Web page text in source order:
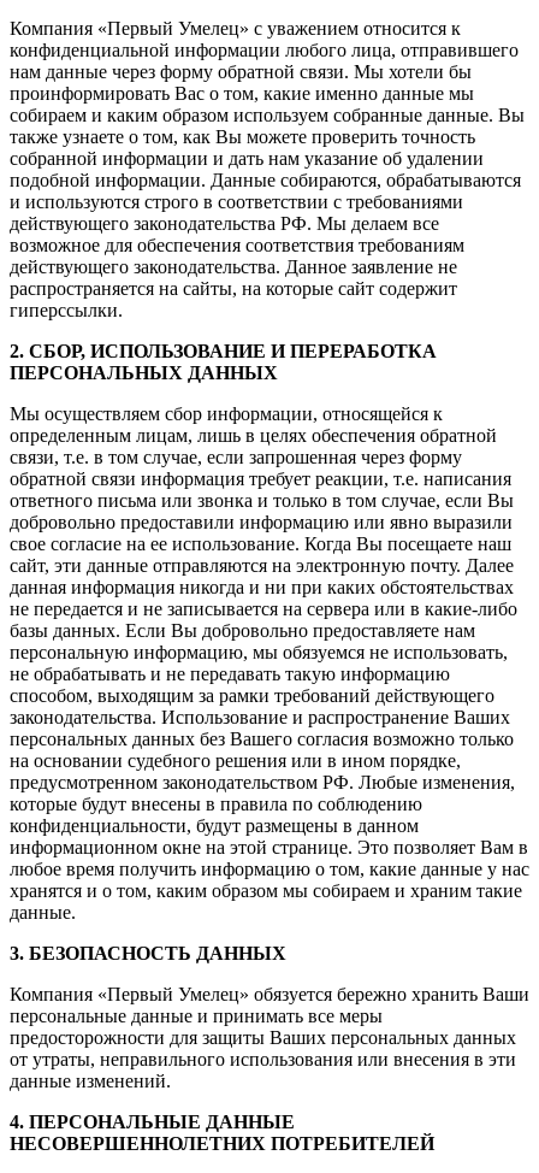
Компания «Первый Умелец» с уважением относится к
конфиденциальной информации любого лица, отправившего
нам данные через форму обратной связи. Мы хотели бы
проинформировать Вас о том, какие именно данные мы
собираем и каким образом используем собранные данные. Вы
также узнаете о том, как Вы можете проверить точность
собранной информации и дать нам указание об удалении
подобной информации. Данные собираются, обрабатываются
и используются строго в соответствии с требованиями
действующего законодательства РФ. Мы делаем все
возможное для обеспечения соответствия требованиям
действующего законодательства. Данное заявление не
распространяется на сайты, на которые сайт содержит
гиперссылки.
2. СБОР, ИСПОЛЬЗОВАНИЕ И ПЕРЕРАБОТКА
ПЕРСОНАЛЬНЫХ ДАННЫХ
Мы осуществляем сбор информации, относящейся к
определенным лицам, лишь в целях обеспечения обратной
связи, т.е. в том случае, если запрошенная через форму
обратной связи информация требует реакции, т.е. написания
ответного письма или звонка и только в том случае, если Вы
добровольно предоставили информацию или явно выразили
свое согласие на ее использование. Когда Вы посещаете наш
сайт, эти данные отправляются на электронную почту. Далее
данная информация никогда и ни при каких обстоятельствах
не передается и не записывается на сервера или в какие-либо
базы данных. Если Вы добровольно предоставляете нам
персональную информацию, мы обязуемся не использовать,
не обрабатывать и не передавать такую информацию
способом, выходящим за рамки требований действующего
законодательства. Использование и распространение Ваших
персональных данных без Вашего согласия возможно только
на основании судебного решения или в ином порядке,
предусмотренном законодательством РФ. Любые изменения,
которые будут внесены в правила по соблюдению
конфиденциальности, будут размещены в данном
информационном окне на этой странице. Это позволяет Вам в
любое время получить информацию о том, какие данные у нас
хранятся и о том, каким образом мы собираем и храним такие
данные.
3. БЕЗОПАСНОСТЬ ДАННЫХ
Компания «Первый Умелец» обязуется бережно хранить Ваши
персональные данные и принимать все меры
предосторожности для защиты Ваших персональных данных
от утраты, неправильного использования или внесения в эти
данные изменений.
4. ПЕРСОНАЛЬНЫЕ ДАННЫЕ
НЕСОВЕРШЕННОЛЕТНИХ ПОТРЕБИТЕЛЕЙ